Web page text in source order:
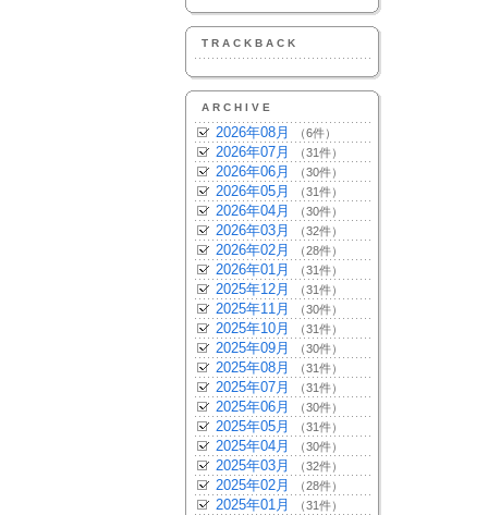
TRACKBACK
ARCHIVE
2026年08月 （6件）
2026年07月 （31件）
2026年06月 （30件）
2026年05月 （31件）
2026年04月 （30件）
2026年03月 （32件）
2026年02月 （28件）
2026年01月 （31件）
2025年12月 （31件）
2025年11月 （30件）
2025年10月 （31件）
2025年09月 （30件）
2025年08月 （31件）
2025年07月 （31件）
2025年06月 （30件）
2025年05月 （31件）
2025年04月 （30件）
2025年03月 （32件）
2025年02月 （28件）
2025年01月 （31件）